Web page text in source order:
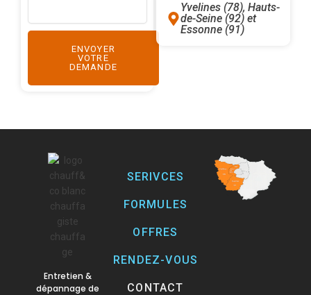
ENVOYER
VOTRE
DEMANDE
Yvelines (78), Hauts-
de-Seine (92) et
Essonne (91)
Entretien &
dépannage de
SERIVCES
FORMULES
OFFRES
RENDEZ-VOUS
CONTACT